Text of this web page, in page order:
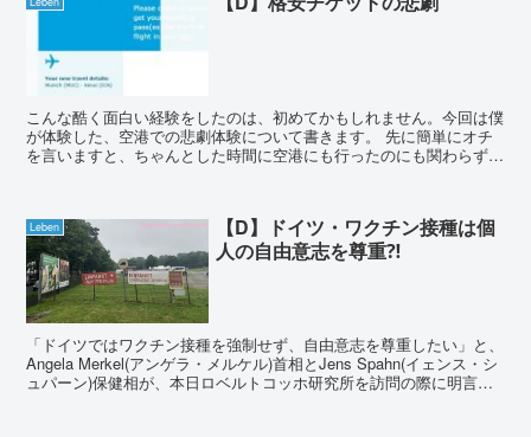
こんな酷く面白い経験をしたのは、初めてかもしれません。今回は僕
が体験した、空港での悲劇体験について書きます。 先に簡単にオチ
を言いますと、ちゃんとした時間に空港にも行ったのにも関わらず、
Leben
【D】ドイツ・ワクチン接種は個
人の自由意志を尊重⁈
「ドイツではワクチン接種を強制せず、自由意志を尊重したい」と、
Angela Merkel(アンゲラ・メルケル)首相とJens Spahn(イェンス・シ
ュパーン)保健相が、本日ロベルトコッホ研究所を訪問の際に明言し